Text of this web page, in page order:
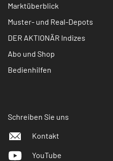
Marktüberblick
Muster- und Real-Depots
DER AKTIONÄR Indizes
Abo und Shop
Bedienhilfen
Schreiben Sie uns
Kontakt
YouTube